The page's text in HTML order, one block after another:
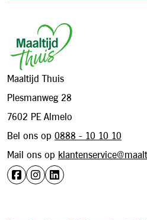
Maaltijd Thuis
Plesmanweg 28
7602 PE Almelo
Bel ons op 0888 - 10 10 10
Mail ons op